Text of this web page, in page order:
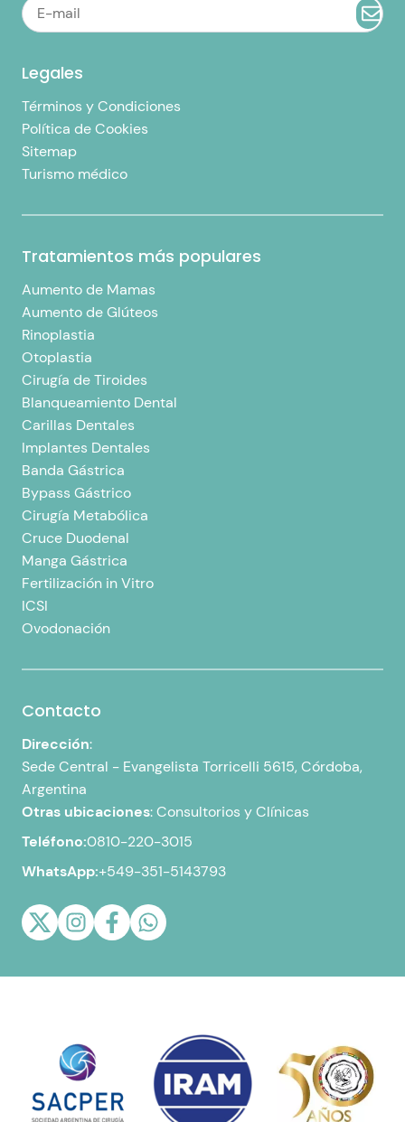
Legales
Términos y Condiciones
Política de Cookies
Sitemap
Turismo médico
Tratamientos más populares
Aumento de Mamas
Aumento de Glúteos
Rinoplastia
Otoplastia
Cirugía de Tiroides
Blanqueamiento Dental
Carillas Dentales
Implantes Dentales
Banda Gástrica
Bypass Gástrico
Cirugía Metabólica
Cruce Duodenal
Manga Gástrica
Fertilización in Vitro
ICSI
Ovodonación
Contacto
Dirección:
Sede Central - Evangelista Torricelli 5615, Córdoba,
Argentina
Otras ubicaciones:Consultorios y Clínicas
Teléfono:0810-220-3015
WhatsApp:+549-351-5143793